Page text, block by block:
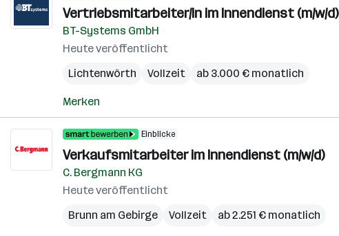
Vertriebsmitarbeiter/in im Innendienst (m/w/d)
BT-Systems GmbH
Heute veröffentlicht
Lichtenwörth
Vollzeit ab 3.000 € monatlich
Merken
Einblicke
Verkaufsmitarbeiter im Innendienst (m/w/d)
C. Bergmann KG
Heute veröffentlicht
Brunn am Gebirge
Vollzeit ab 2.251 € monatlich